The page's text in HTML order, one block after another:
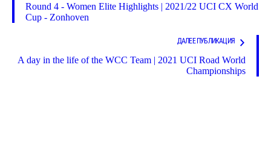
Round 4 - Women Elite Highlights | 2021/22 UCI CX World
Cup - Zonhoven
ДАЛЕЕ ПУБЛИКАЦИЯ
A day in the life of the WCC Team | 2021 UCI Road World
Championships